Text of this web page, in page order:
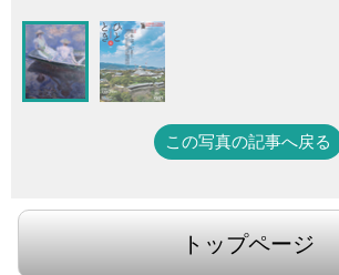
この写真の記事へ戻る
トップページ